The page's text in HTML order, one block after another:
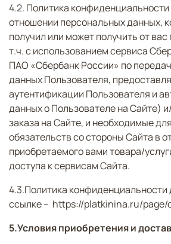
4.2. Политика конфиденциальности
отношении персональных данных,
получил или может получить от вас
т.ч.с использованием сервиса
ПАО «Сбербанк России» по
данных Пользователя,
аутентификации Пользователя и
данных о Пользователе на Сайте)
заказа на Сайте, и необходимые
обязательств со стороны Сайта в
приобретаемого вами товара/
доступа к сервисам Сайта.
4.3.Политика конфиденциальности
ссылке – https://platkinina.ru/page/
5.Условия приобретения и